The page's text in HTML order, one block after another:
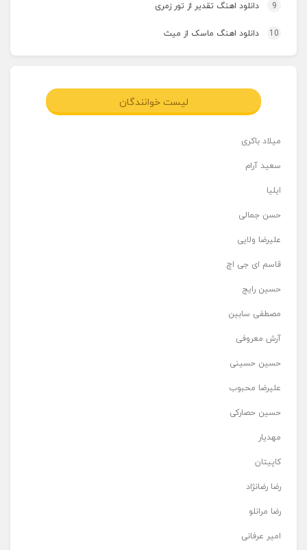
9 دانلود اهنگ تقدیر از تور زمری
10 دانلود اهنگ ماسک از میث
لیست خوانندگان
میلاد باکری
سعید آرام
ایلیا
حسن جمالی
علیرضا ولایی
قاسم ای جی اچ
حسین رایج
مصطفی سابین
آرش معروفی
حسین حسینی
علیرضا محبوب
حسین حصارکی
مهدیار
کاپیتان
رضا رضانژاد
رضا مرانلو
امیر عرفانی